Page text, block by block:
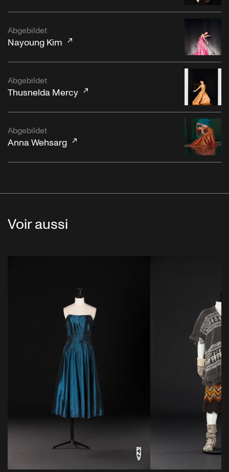
Abgebildet
Nayoung Kim
Abgebildet
Thusnelda Mercy
Abgebildet
Anna Wehsarg
Voir aussi